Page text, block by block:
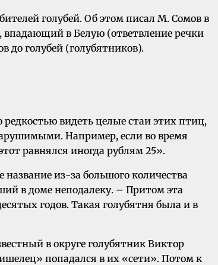
голубей. Об этом писал М. Сомов в
впадающий в Белую (ответвление речки
до голубей (голубятников).
видеть целые стаи этих птиц,
Например, если во время
равнялся иногда рублям 25».
из-за большого количества
в доме неподалеку. – Притом эта
годов. Такая голубятня была и в
в округе голубятник Виктор
попадался в их «сети». Потом к